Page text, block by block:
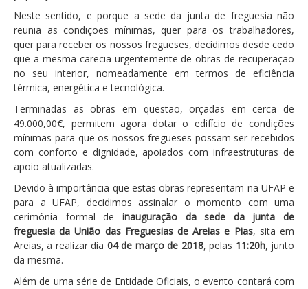
SERVIÇOS
A Minha Rua
Abastecimento de Água
Roturas e Leituras
Qualidade da Água
Atendimento ao Público
Biblioteca Online FZZ
Faixas Gestão Combustível
Regulamentos em Vigor
Requerimentos em Vigor
Sugestões/Reclamações
Neste sentido, e porque a sede da junta de freguesia não
reunia as condições mínimas, quer para os trabalhadores,
quer para receber os nossos fregueses, decidimos desde cedo
que a mesma carecia urgentemente de obras de recuperação
no seu interior, nomeadamente em termos de eficiência
térmica, energética e tecnológica.
Terminadas as obras em questão, orçadas em cerca de
49.000,00€, permitem agora dotar o edifício de condições
mínimas para que os nossos fregueses possam ser recebidos
com conforto e dignidade, apoiados com infraestruturas de
apoio atualizadas.
Devido à importância que estas obras representam na UFAP e
para a UFAP, decidimos assinalar o momento com uma
cerimónia formal de inauguração da sede da junta de
freguesia da União das Freguesias de Areias e Pias, sita em
Areias, a realizar dia 04 de março de 2018, pelas 11:20h, junto
da mesma.
Além de uma série de Entidade Oficiais, o evento contará com